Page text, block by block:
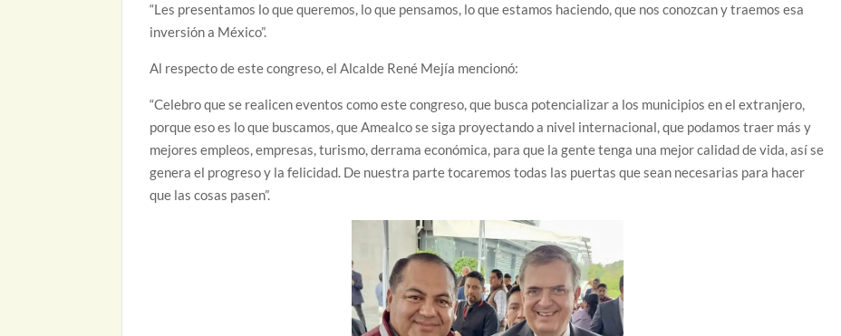
“Les presentamos lo que queremos, lo que pensamos, lo que estamos haciendo, que nos conozcan y traemos esa
inversión a México”.
Al respecto de este congreso, el Alcalde René Mejía mencionó:
“Celebro que se realicen eventos como este congreso, que busca potencializar a los municipios en el extranjero,
porque eso es lo que buscamos, que Amealco se siga proyectando a nivel internacional, que podamos traer más y
mejores empleos, empresas, turismo, derrama económica, para que la gente tenga una mejor calidad de vida, así se
genera el progreso y la felicidad. De nuestra parte tocaremos todas las puertas que sean necesarias para hacer
que las cosas pasen”.